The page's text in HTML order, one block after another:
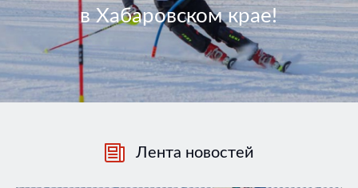
в Хабаровском крае!
Лента новостей